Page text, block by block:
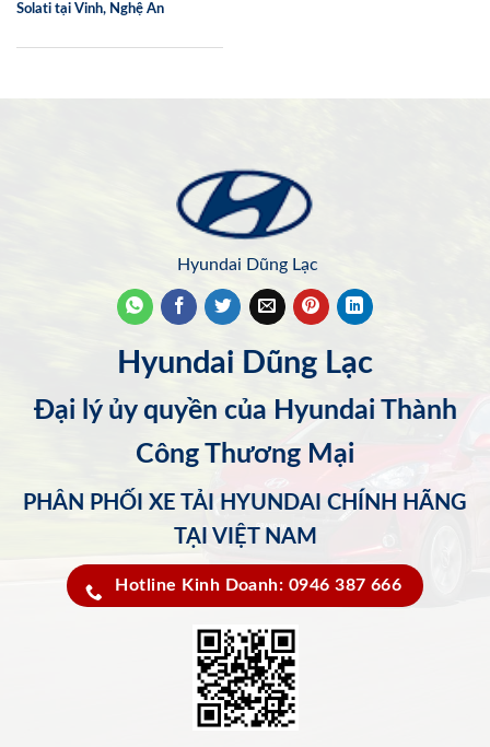
Solati tại Vinh, Nghệ An
Hyundai Dũng Lạc
Hyundai Dũng Lạc
Đại lý ủy quyền của Hyundai Thành
Công Thương Mại
PHÂN PHỐI XE TẢI HYUNDAI CHÍNH HÃNG
TẠI VIỆT NAM
Hotline Kinh Doanh: 0946 387 666